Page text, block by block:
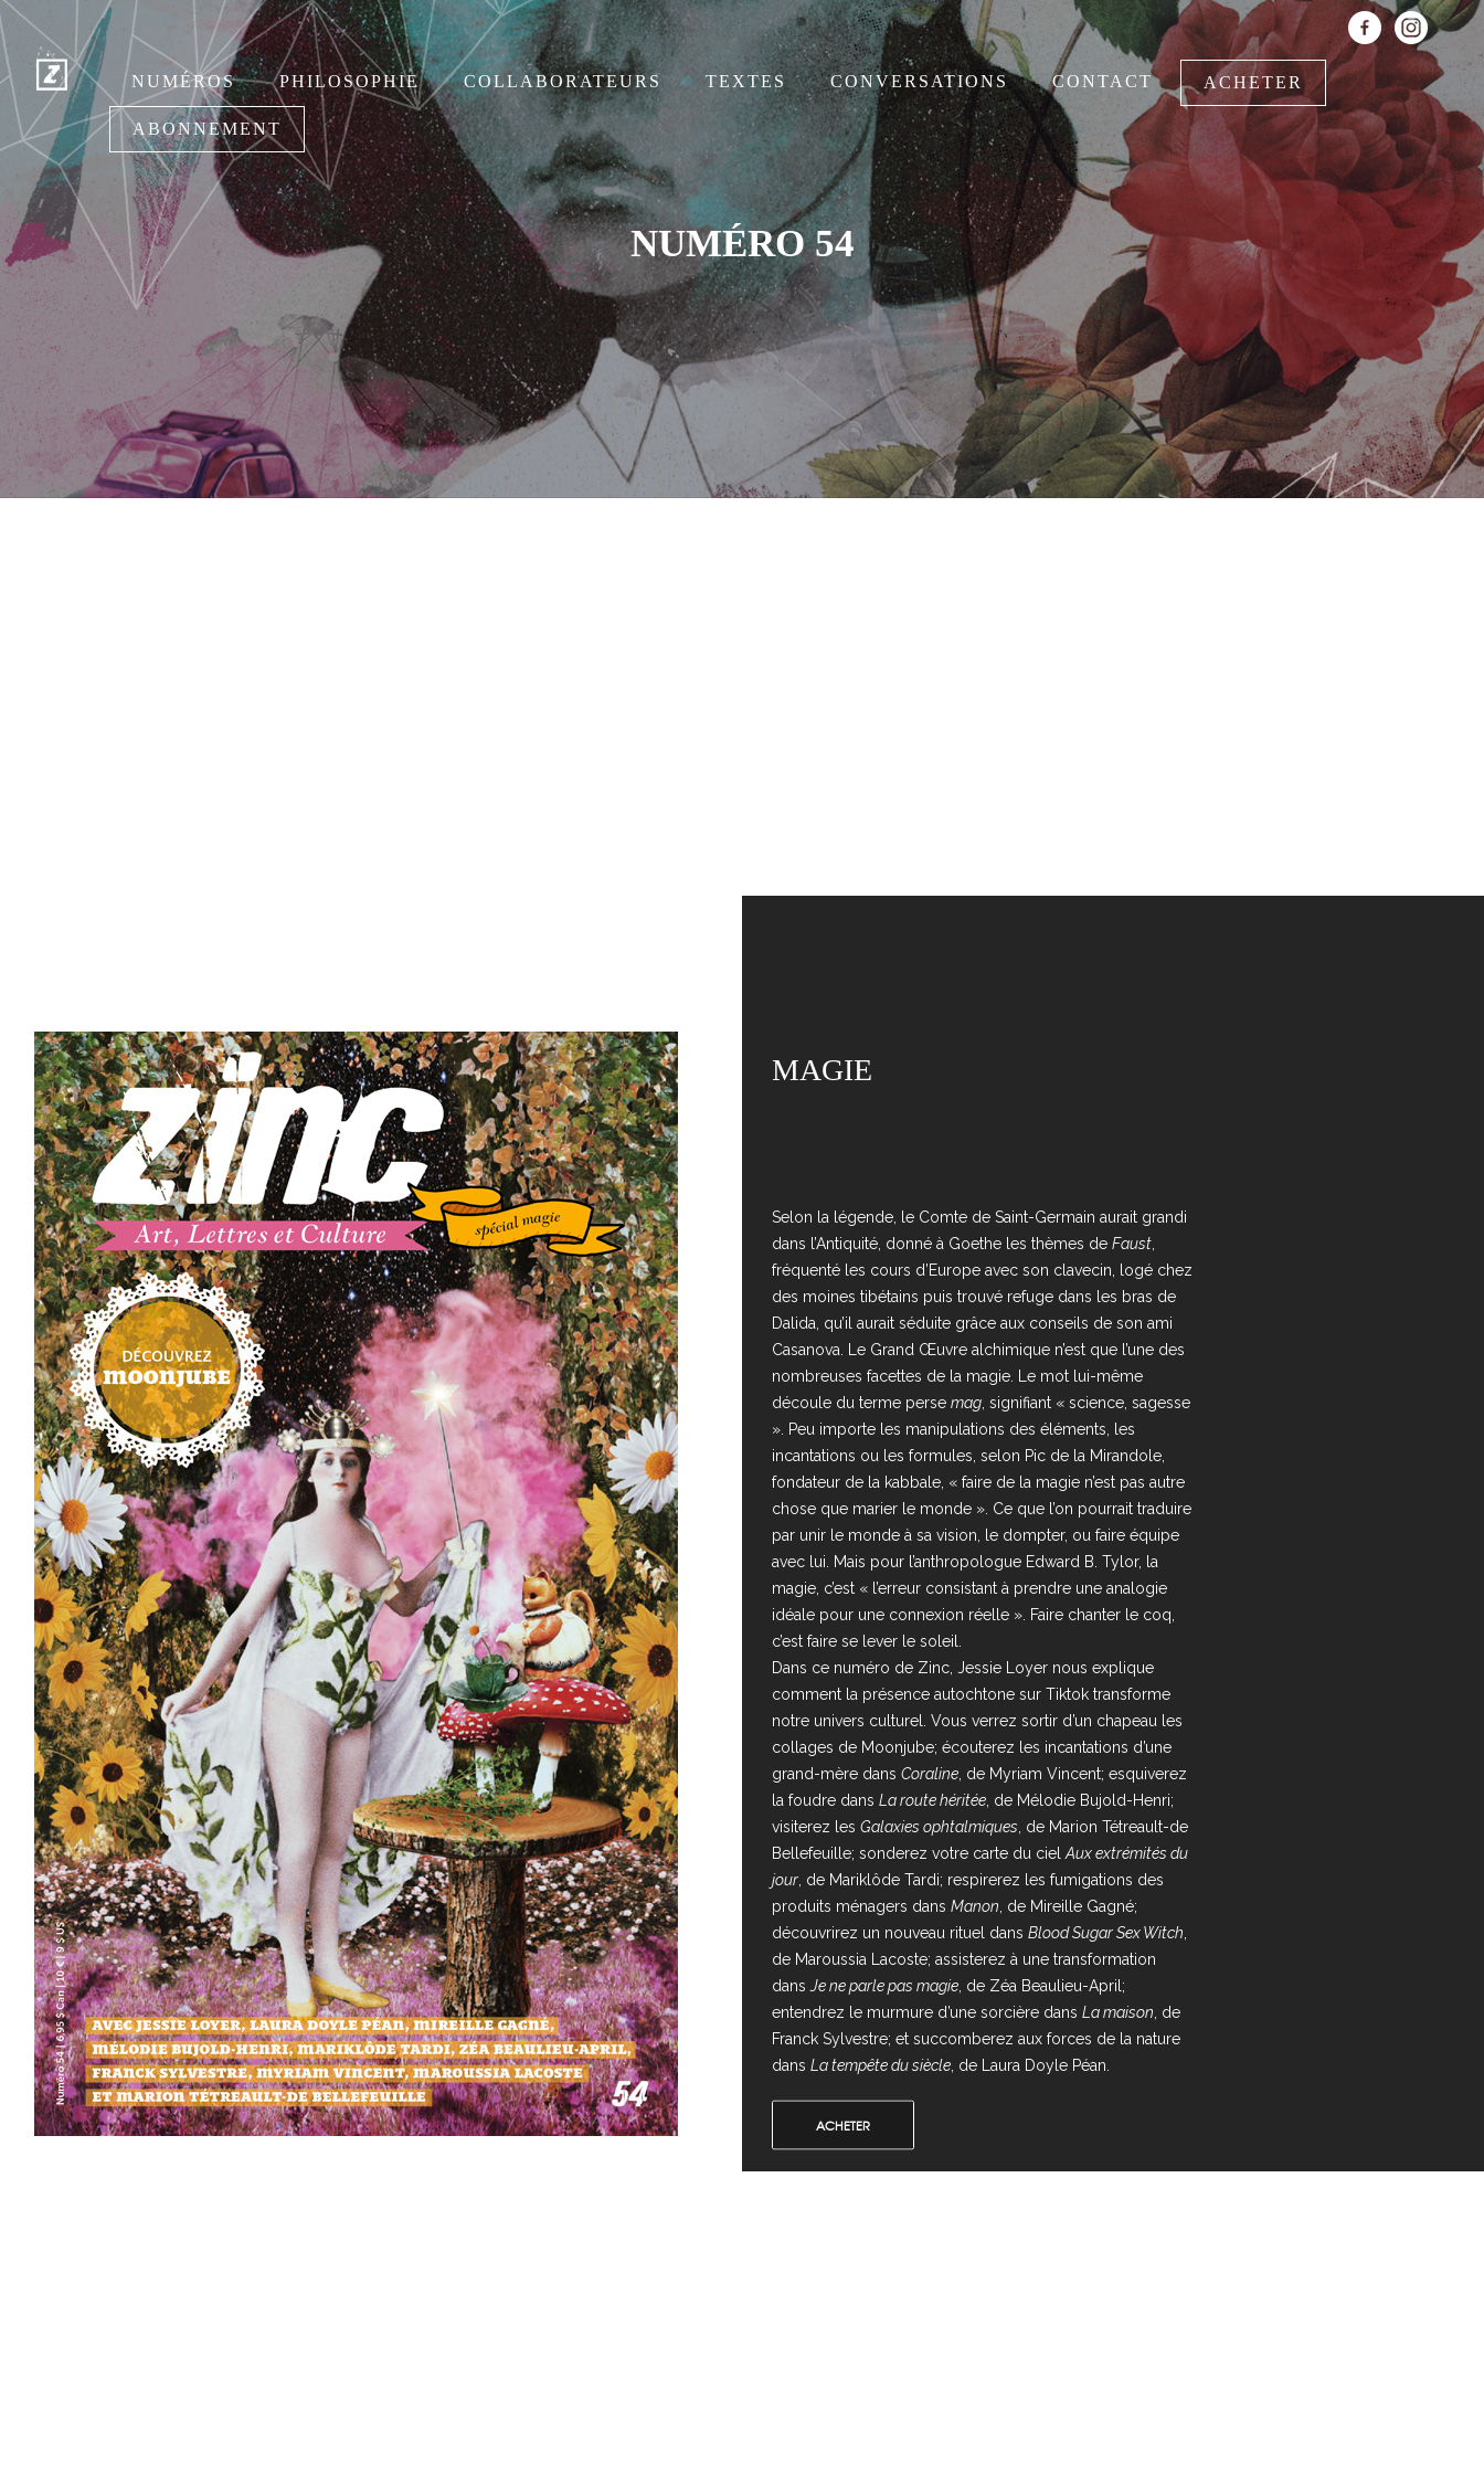
NUMÉROS PHILOSOPHIE COLLABORATEURS TEXTES CONVERSATIONS CONTACT ACHETER
ABONNEMENT
NUMÉRO 54
MAGIE
Selon la légende, le Comte de Saint-Germain aurait grandi
dans l’Antiquité, donné à Goethe les thèmes deFaust
fréquenté les cours d’Europe avec son clavecin, logé chez
des moines tibétains puis trouvé refuge dans les bras de
Dalida, qu’il aurait séduite grâce aux conseils de son ami
Casanova. Le Grand Œuvre alchimique n’est que l’une des
nombreuses facettes de la magie. Le mot lui-même
découle du terme persemag , signifiant « science, sagesse
». Peu importe les manipulations des éléments, les
incantations ou les formules, selon Pic de la Mirandole,
fondateur de la kabbale, « faire de la magie n’est pas autre
chose que marier le monde ». Ce que l’on pourrait traduire
par unir le monde à sa vision, le dompter, ou faire équipe
avec lui. Mais pour l’anthropologue Edward B. Tylor, la
magie, c’est « l’erreur consistant à prendre une analogie
idéale pour une connexion réelle ». Faire chanter le coq,
c’est faire se lever le soleil.
Dans ce numéro de Zinc, Jessie Loyer nous explique
comment la présence autochtone sur Tiktok transforme
notre univers culturel. Vous verrez sortir d’un chapeau les
collages de Moonjube; écouterez les incantations d’une
grand-mère dansCoraline , de Myriam Vincent; esquiverez
la foudre dansLa route héritée , de Mélodie Bujold-Henri;
visiterez lesGalaxies ophtalmiques , de Marion Tétreault-de
Bellefeuille; sonderez votre carte du cielAux extrémités du
jour , de Mariklôde Tardi; respirerez les fumigations des
produits ménagers dansManon , de Mireille Gagné;
découvrirez un nouveau rituel dansBlood Sugar Sex Witch
de Maroussia Lacoste; assisterez à une transformation
dansJe ne parle pas magie , de Zéa Beaulieu-April;
entendrez le murmure d’une sorcière dansLa maison , de
Franck Sylvestre; et succomberez aux forces de la nature
dansLa tempête du siècle , de Laura Doyle Péan.
ACHETER